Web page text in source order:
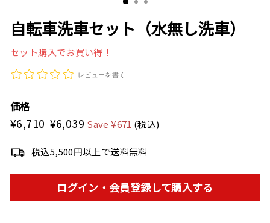
ョ
ッ
プ
自転車洗車セット（水無し洗車）
セット購入でお買い得！
レビューを書く
価格
Regular
price
¥6,710¥6,710
Sale
price
¥6,039 ¥6,039
Save ¥671 (税込)
税込5,500円以上で送料無料
ログイン・会員登録して購入する